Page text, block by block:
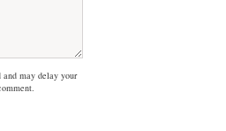
and may delay your